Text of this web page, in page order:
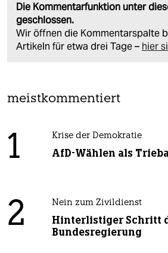
Die Kommentarfunktion unter
geschlossen.
Wir öffnen die Kommentarspalte
Artikeln für etwa drei Tage – hier
meistkommentiert
1 Krise der Demokratie
AfD-Wählen als
2 Nein zum Zivildienst
Hinterlistiger Schritt
Bundesregierung